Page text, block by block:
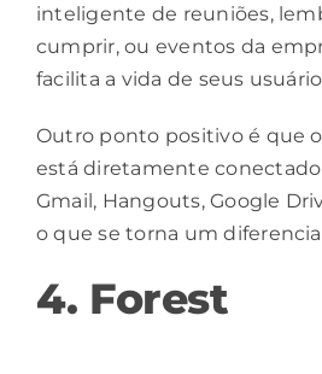
inteligente de reuniões,
cumprir, ou eventos da
facilita a vida de seus
Outro ponto positivo é que
está diretamente
Gmail, Hangouts, Google
o que se torna um
4. Forest